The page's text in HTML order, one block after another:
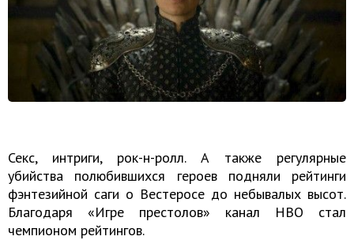
Секс, интриги, рок-н-ролл. А также регулярные
убийства полюбившихся героев подняли рейтинги
фэнтезийной саги о Вестеросе до небывалых высот.
Благодаря «Игре престолов» канал HBO стал
чемпионом рейтингов.